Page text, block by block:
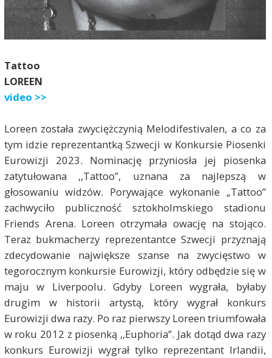
Tattoo
LOREEN
video >>
Loreen została zwyciężczynią Melodifestivalen, a co za
tym idzie reprezentantką Szwecji w Konkursie Piosenki
Eurowizji 2023. Nominację przyniosła jej piosenka
zatytułowana ,,Tattoo”, uznana za najlepszą w
głosowaniu widzów. Porywające wykonanie „Tattoo”
zachwyciło publiczność sztokholmskiego stadionu
Friends Arena. Loreen otrzymała owację na stojąco.
Teraz bukmacherzy reprezentantce Szwecji przyznają
zdecydowanie największe szanse na zwycięstwo w
tegorocznym konkursie Eurowizji, który odbędzie się w
maju w Liverpoolu. Gdyby Loreen wygrała, byłaby
drugim w historii artystą, który wygrał konkurs
Eurowizji dwa razy. Po raz pierwszy Loreen triumfowała
w roku 2012 z piosenką ,,Euphoria”. Jak dotąd dwa razy
konkurs Eurowizji wygrał tylko reprezentant Irlandii,